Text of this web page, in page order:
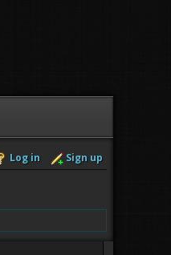
Log in Sign up